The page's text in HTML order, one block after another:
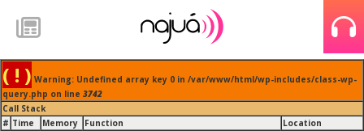
( ! ) Warning: Undefined array key 0 in /var/www/html/wp-includes/class-wp-
query.php on line 3742
Call Stack
# Time Memory Function
Location